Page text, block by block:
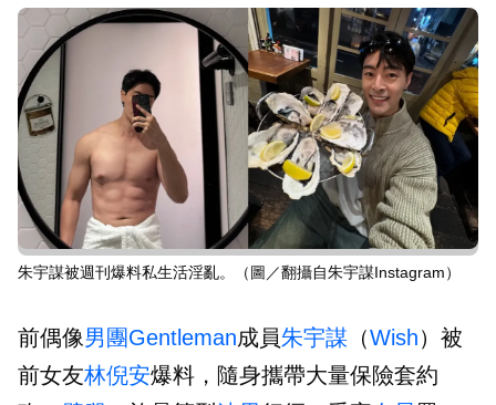
朱宇謀被週刊爆料私生活淫亂。（圖／翻攝自朱宇謀Instagram）
前偶像男團Gentleman成員朱宇謀 （Wish）被
前女友林倪安爆料，隨身攜帶大量保險套約